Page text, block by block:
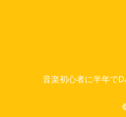
音楽初心者に半年で